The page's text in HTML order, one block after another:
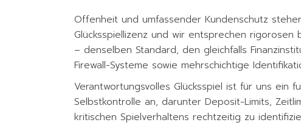
Offenheit und umfassender Kundenschutz
Glücksspiellizenz und wir entsprechen
– denselben Standard, den gleichfalls
Firewall-Systeme sowie mehrschichtige
Verantwortungsvolles Glücksspiel ist für uns ein
Selbstkontrolle an, darunter Deposit-Limits,
kritischen Spielverhaltens rechtzeitig zu